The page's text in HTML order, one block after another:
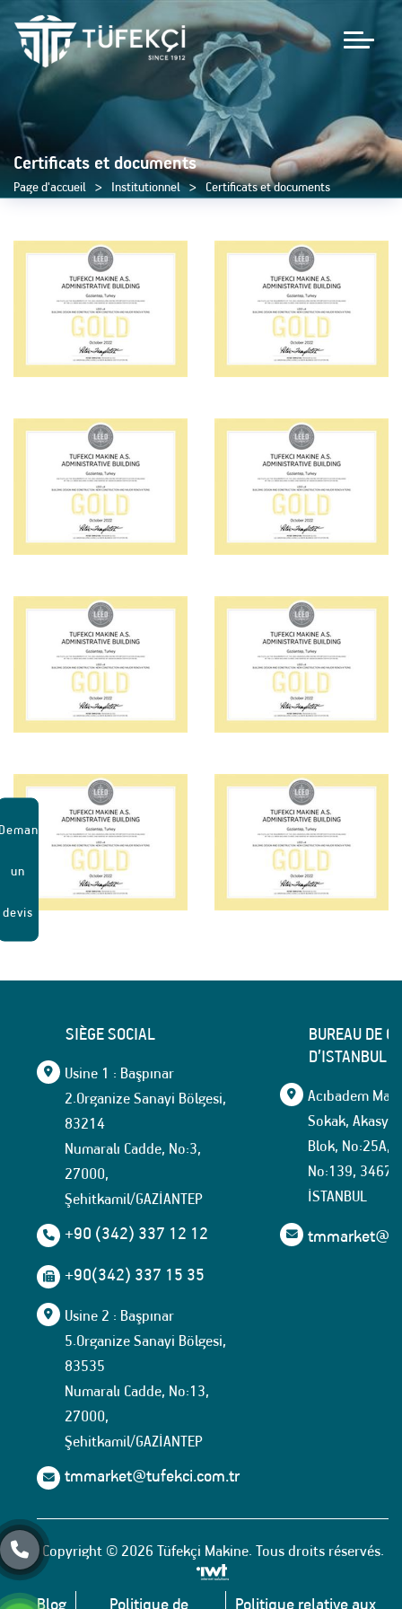
Certificats et documents
Page d'accueil Institutionnel Certificats et documents
SIÈGE SOCIAL
Usine 1 : Başpınar
2.Organize Sanayi Bölgesi,
83214
Numaralı Cadde, No:3,
27000,
Şehitkamil/GAZİANTEP
+90 (342) 337 12 12
+90(342) 337 15 35
Usine 2 : Başpınar
5.Organize Sanayi Bölgesi,
83535
Numaralı Cadde, No:13,
27000,
Şehitkamil/GAZİANTEP
tmmarket@tufekci.com.tr
BUREAU DE
D’ISTANBUL
Acıbadem
Sokak, Akasya
Blok, No:25A,
No:139,
İSTANBUL
Copyright © 2026 Tüfekçi Makine. Tous droits réservés.
Blog Politique de Politique relative aux
un
devis